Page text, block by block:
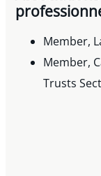
Member,
Member,
Trusts